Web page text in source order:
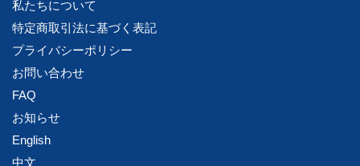
私たちについて
特定商取引法に基づく表記
プライバシーポリシー
お問い合わせ
FAQ
お知らせ
English
中文